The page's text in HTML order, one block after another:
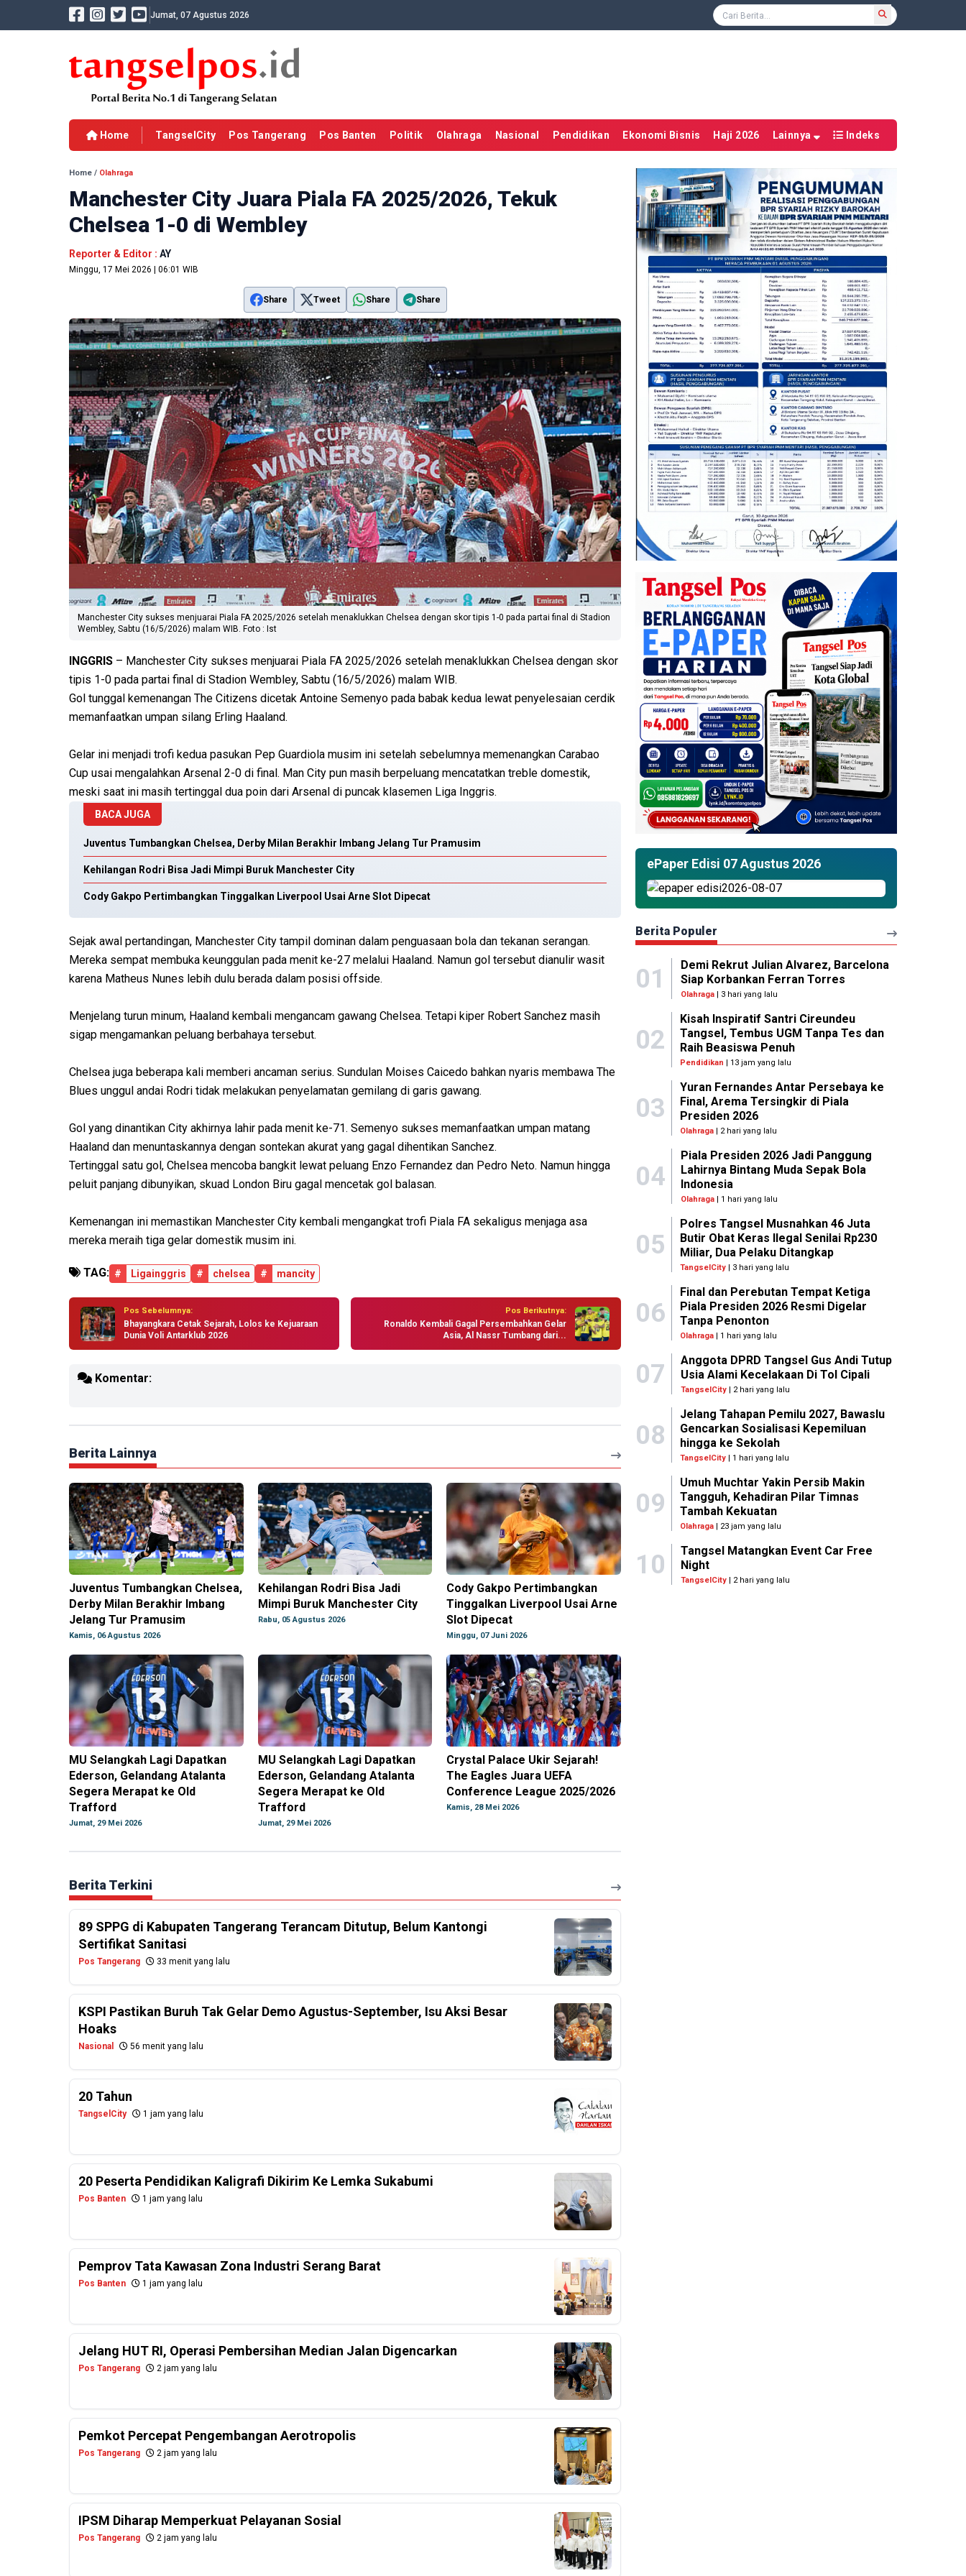
Jumat, 07 Agustus 2026
Home TangselCity Pos Tangerang Pos Banten Politik Olahraga Nasional Pendidikan Ekonomi Bisnis Haji 2026 Lainnya Indeks
Home / Olahraga
Manchester City Juara Piala FA 2025/2026, Tekuk
Chelsea 1-0 di Wembley
Reporter & Editor : AY
Minggu, 17 Mei 2026 | 06:01 WIB
Share Tweet Share Share
Manchester City sukses menjuarai Piala FA 2025/2026 setelah menaklukkan Chelsea dengan skor tipis 1-0 pada partai final di Stadion
Wembley, Sabtu (16/5/2026) malam WIB. Foto : Ist
INGGRIS – Manchester City sukses menjuarai Piala FA 2025/2026 setelah menaklukkan Chelsea dengan skor
tipis 1-0 pada partai final di Stadion Wembley, Sabtu (16/5/2026) malam WIB.
Gol tunggal kemenangan The Citizens dicetak Antoine Semenyo pada babak kedua lewat penyelesaian cerdik
memanfaatkan umpan silang Erling Haaland.
Gelar ini menjadi trofi kedua pasukan Pep Guardiola musim ini setelah sebelumnya memenangkan Carabao
Cup usai mengalahkan Arsenal 2-0 di final. Man City pun masih berpeluang mencatatkan treble domestik,
meski saat ini masih tertinggal dua poin dari Arsenal di puncak klasemen Liga Inggris.
BACA JUGA
Juventus Tumbangkan Chelsea, Derby Milan Berakhir Imbang Jelang Tur Pramusim
Kehilangan Rodri Bisa Jadi Mimpi Buruk Manchester City
Cody Gakpo Pertimbangkan Tinggalkan Liverpool Usai Arne Slot Dipecat
Sejak awal pertandingan, Manchester City tampil dominan dalam penguasaan bola dan tekanan serangan.
Mereka sempat membuka keunggulan pada menit ke-27 melalui Haaland. Namun gol tersebut dianulir wasit
karena Matheus Nunes lebih dulu berada dalam posisi offside.
Menjelang turun minum, Haaland kembali mengancam gawang Chelsea. Tetapi kiper Robert Sanchez masih
sigap mengamankan peluang berbahaya tersebut.
Chelsea juga beberapa kali memberi ancaman serius. Sundulan Moises Caicedo bahkan nyaris membawa The
Blues unggul andai Rodri tidak melakukan penyelamatan gemilang di garis gawang.
Gol yang dinantikan City akhirnya lahir pada menit ke-71. Semenyo sukses memanfaatkan umpan matang
Haaland dan menuntaskannya dengan sontekan akurat yang gagal dihentikan Sanchez.
Tertinggal satu gol, Chelsea mencoba bangkit lewat peluang Enzo Fernandez dan Pedro Neto. Namun hingga
peluit panjang dibunyikan, skuad London Biru gagal mencetak gol balasan.
Kemenangan ini memastikan Manchester City kembali mengangkat trofi Piala FA sekaligus menjaga asa
mereka meraih tiga gelar domestik musim ini.
TAG: # Ligainggris # chelsea # mancity
Pos Sebelumnya:
Bhayangkara Cetak Sejarah, Lolos ke Kejuaraan
Dunia Voli Antarklub 2026
Pos Berikutnya:
Ronaldo Kembali Gagal Persembahkan Gelar
Asia, Al Nassr Tumbang dari...
Komentar:
Berita Lainnya
Juventus Tumbangkan Chelsea,
Derby Milan Berakhir Imbang
Jelang Tur Pramusim
Kamis, 06 Agustus 2026
Kehilangan Rodri Bisa Jadi
Mimpi Buruk Manchester City
Rabu, 05 Agustus 2026
Cody Gakpo Pertimbangkan
Tinggalkan Liverpool Usai Arne
Slot Dipecat
Minggu, 07 Juni 2026
MU Selangkah Lagi Dapatkan
Ederson, Gelandang Atalanta
Segera Merapat ke Old
Trafford
Jumat, 29 Mei 2026
MU Selangkah Lagi Dapatkan
Ederson, Gelandang Atalanta
Segera Merapat ke Old
Trafford
Jumat, 29 Mei 2026
Crystal Palace Ukir Sejarah!
The Eagles Juara UEFA
Conference League 2025/2026
Kamis, 28 Mei 2026
Berita Terkini
89 SPPG di Kabupaten Tangerang Terancam Ditutup, Belum Kantongi
Sertifikat Sanitasi
Pos Tangerang 33 menit yang lalu
KSPI Pastikan Buruh Tak Gelar Demo Agustus-September, Isu Aksi Besar
Hoaks
Nasional 56 menit yang lalu
20 Tahun
TangselCity 1 jam yang lalu
20 Peserta Pendidikan Kaligrafi Dikirim Ke Lemka Sukabumi
Pos Banten 1 jam yang lalu
Pemprov Tata Kawasan Zona Industri Serang Barat
Pos Banten 1 jam yang lalu
Jelang HUT RI, Operasi Pembersihan Median Jalan Digencarkan
Pos Tangerang 2 jam yang lalu
Pemkot Percepat Pengembangan Aerotropolis
Pos Tangerang 2 jam yang lalu
IPSM Diharap Memperkuat Pelayanan Sosial
Pos Tangerang 2 jam yang lalu
ePaper Edisi 07 Agustus 2026
Berita Populer
01
Demi Rekrut Julian Alvarez, Barcelona
Siap Korbankan Ferran Torres
Olahraga| 3 hari yang lalu
02
Kisah Inspiratif Santri Cireundeu
Tangsel, Tembus UGM Tanpa Tes dan
Raih Beasiswa Penuh
Pendidikan | 13 jam yang lalu
03
Yuran Fernandes Antar Persebaya ke
Final, Arema Tersingkir di Piala
Presiden 2026
Olahraga | 2 hari yang lalu
04
Piala Presiden 2026 Jadi Panggung
Lahirnya Bintang Muda Sepak Bola
Indonesia
Olahraga| 1 hari yang lalu
05
Polres Tangsel Musnahkan 46 Juta
Butir Obat Keras Ilegal Senilai Rp230
Miliar, Dua Pelaku Ditangkap
TangselCity | 3 hari yang lalu
06
Final dan Perebutan Tempat Ketiga
Piala Presiden 2026 Resmi Digelar
Tanpa Penonton
Olahraga | 1 hari yang lalu
07
Anggota DPRD Tangsel Gus Andi Tutup
Usia Alami Kecelakaan Di Tol Cipali
TangselCity| 2 hari yang lalu
08
Jelang Tahapan Pemilu 2027, Bawaslu
Gencarkan Sosialisasi Kepemiluan
hingga ke Sekolah
TangselCity | 1 hari yang lalu
09
Umuh Muchtar Yakin Persib Makin
Tangguh, Kehadiran Pilar Timnas
Tambah Kekuatan
Olahraga | 23 jam yang lalu
10
Tangsel Matangkan Event Car Free
Night
TangselCity| 2 hari yang lalu